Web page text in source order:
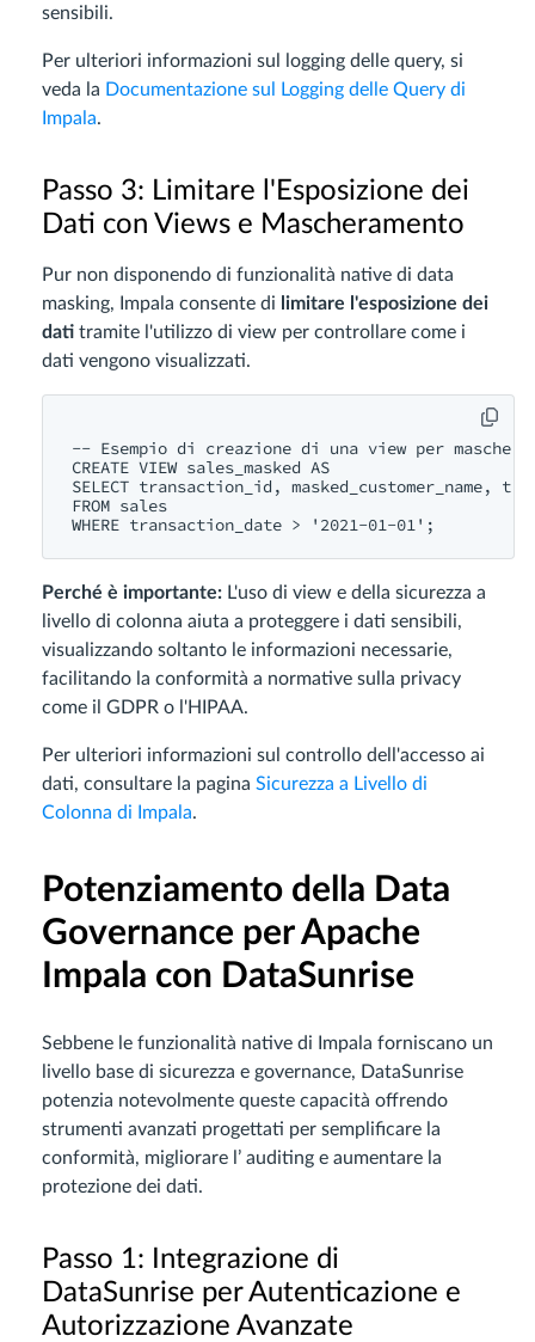
sensibili.
Per ulteriori informazioni sul logging delle query, si
veda la Documentazione sul Logging delle Query di
Impala.
Passo 3: Limitare l'Esposizione dei
Dati con Views e Mascheramento
Pur non disponendo di funzionalità native di data
masking, Impala consente di limitare l'esposizione dei
dati tramite l'utilizzo di view per controllare come i
dati vengono visualizzati.
-- Esempio di creazione di una view per
CREATE VIEW sales_masked AS
SELECT transaction_id, masked_customer_name,
FROM sales
Perché è importante: L'uso di view e della sicurezza a
livello di colonna aiuta a proteggere i dati sensibili,
visualizzando soltanto le informazioni necessarie,
facilitando la conformità a normative sulla privacy
come il GDPR o l'HIPAA.
Per ulteriori informazioni sul controllo dell'accesso ai
dati, consultare la pagina Sicurezza a Livello di
Colonna di Impala.
Potenziamento della Data
Governance per Apache
Impala con DataSunrise
Sebbene le funzionalità native di Impala forniscano un
livello base di sicurezza e governance, DataSunrise
potenzia notevolmente queste capacità offrendo
strumenti avanzati progettati per semplificare la
conformità, migliorare l’ auditing e aumentare la
protezione dei dati.
Passo 1: Integrazione di
DataSunrise per Autenticazione e
Autorizzazione Avanzate